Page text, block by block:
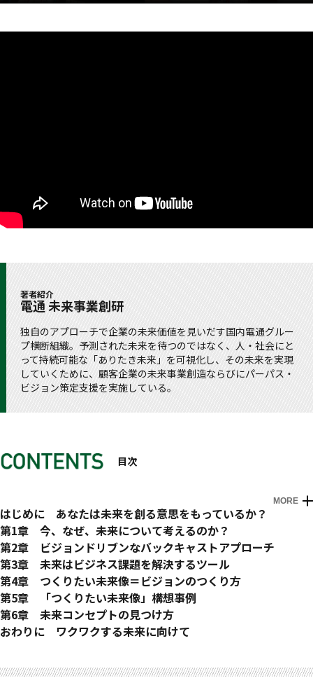
著者紹介
電通 未来事業創研
独自のアプローチで企業の未来価値を見いだす国内電通グルー
プ横断組織。予測された未来を待つのではなく、人・社会にと
って持続可能な「ありたき未来」を可視化し、その未来を実現
していくために、顧客企業の未来事業創造ならびにパーパス・
ビジョン策定支援を実施している。
目次
MORE
はじめに あなたは未来を創る意思をもっているか？
第1章 今、なぜ、未来について考えるのか？
理由なき量的成長の限界
人は何に対価を払うのか
差別化という勘違い
当たり前は簡単に変わる
選択肢と自己決定
ポストSDGs
第2章 ビジョンドリブンなバックキャストアプローチ
情報爆発が進み、社会の価値変化に待ち構える「未来」活用
フォアキャストとバックキャスト
イシュードリブンとビジョンドリブン
未来を活用するには未来を知ることが大事。でも予測は予測で
しかない
第3章 未来はビジネス課題を解決するツール
未来は様々なビジネスソリューションに
「つくりたい未来」起点の商品・サービス企画や新規事業企画
「つくりたい未来像」を活用した戦略ロードマップ策定
「つくりたい未来像」からのビジョン開発
未来のビジネス課題活用まとめ
第4章 つくりたい未来像＝ビジョンのつくり方
「つくりたい未来像」創出のためのフレームとプロセス
未来の社会実態を知る
未来の生活者インサイトを知る
発散を促進、具体化をサポートする生成AI活用
第5章 「つくりたい未来像」構想事例
2040年のフィジカルは？
2040年のビューティーは？
2040年の働き方は？
第6章 未来コンセプトの見つけ方
未来コンセプトとは何か
未来コンセプトでアイデアを仕分けする
おわりに ワクワクする未来に向けて